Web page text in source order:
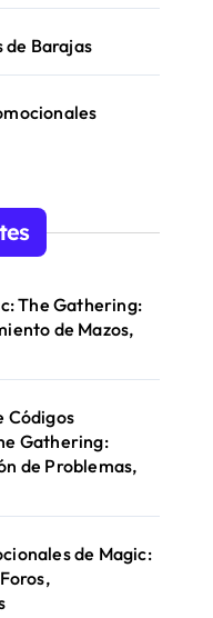
de Barajas
The Gathering:
de Mazos,
Códigos
Gathering:
de Problemas,
de Magic: